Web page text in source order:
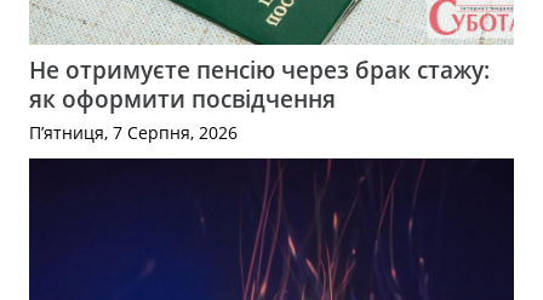
Не отримуєте пенсію через брак стажу:
як оформити посвідчення
П’ятниця, 7 Серпня, 2026